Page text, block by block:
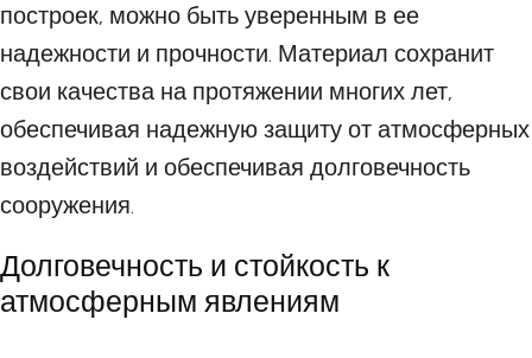
построек, можно быть уверенным в ее
надежности и прочности. Материал сохранит
свои качества на протяжении многих лет,
обеспечивая надежную защиту от атмосферных
воздействий и обеспечивая долговечность
сооружения.
Долговечность и стойкость к
атмосферным явлениям